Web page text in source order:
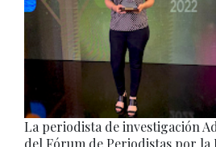
La periodista de investigación
del Fórum de Periodistas por la